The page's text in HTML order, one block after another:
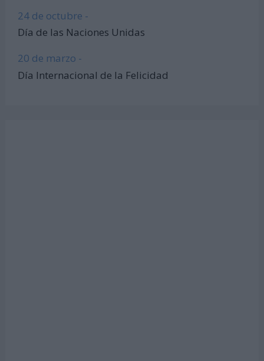
24 de octubre -
Día de las Naciones Unidas
20 de marzo -
Día Internacional de la Felicidad